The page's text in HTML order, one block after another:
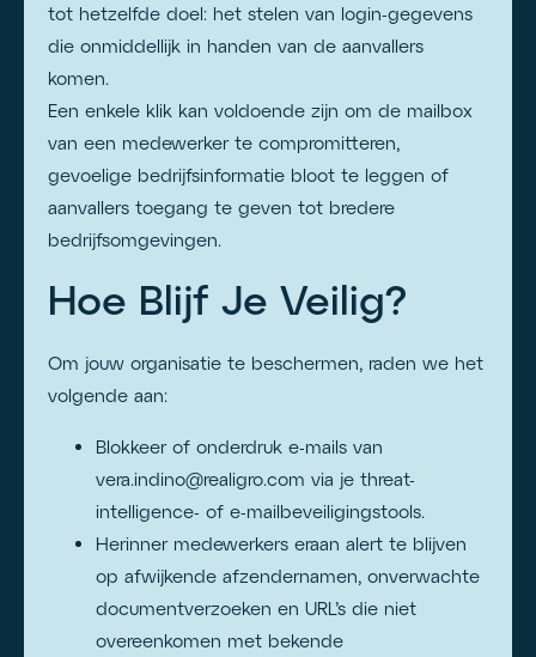
tot hetzelfde doel: het stelen van login-gegevens
die onmiddellijk in handen van de aanvallers
komen.
Een enkele klik kan voldoende zijn om de mailbox
van een medewerker te compromitteren,
gevoelige bedrijfsinformatie bloot te leggen of
aanvallers toegang te geven tot bredere
bedrijfsomgevingen.
Hoe Blijf Je Veilig?
Om jouw organisatie te beschermen, raden we het
volgende aan:
Blokkeer of onderdruk e-mails van
vera.indino@realigro.com via je threat-
intelligence- of e-mailbeveiligingstools.
Herinner medewerkers eraan alert te blijven
op afwijkende afzendernamen, onverwachte
documentverzoeken en URL’s die niet
overeenkomen met bekende